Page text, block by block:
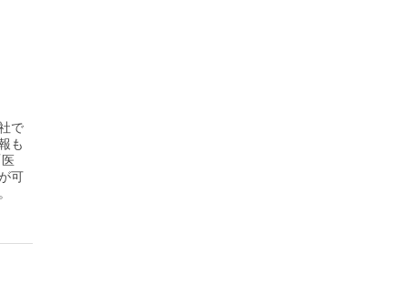
で
も
可